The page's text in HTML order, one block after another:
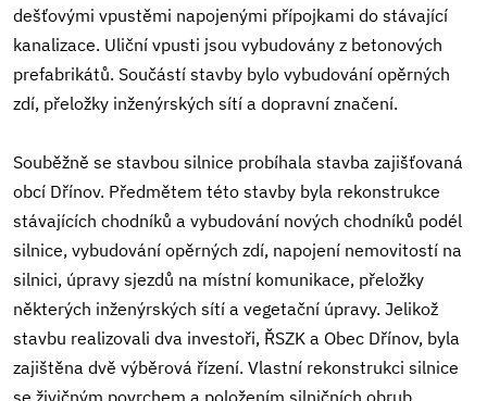
dešťovými vpustěmi napojenými přípojkami do stávající
kanalizace. Uliční vpusti jsou vybudovány z betonových
prefabrikátů. Součástí stavby bylo vybudování opěrných
zdí, přeložky inženýrských sítí a dopravní značení.
Souběžně se stavbou silnice probíhala stavba zajišťovaná
obcí Dřínov. Předmětem této stavby byla rekonstrukce
stávajících chodníků a vybudování nových chodníků podél
silnice, vybudování opěrných zdí, napojení nemovitostí na
silnici, úpravy sjezdů na místní komunikace, přeložky
některých inženýrských sítí a vegetační úpravy. Jelikož
stavbu realizovali dva investoři, ŘSZK a Obec Dřínov, byla
zajištěna dvě výběrová řízení. Vlastní rekonstrukci silnice
se živičným povrchem a položením silničních obrub